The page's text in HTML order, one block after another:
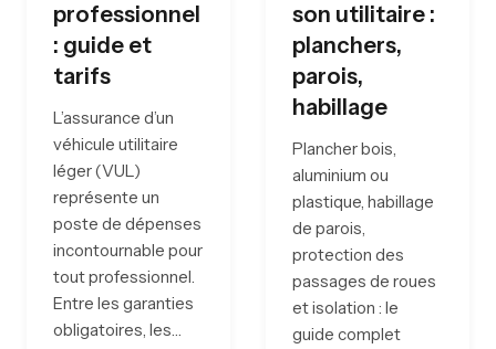
professionnel
: guide et
tarifs
L’assurance d’un
véhicule utilitaire
léger (VUL)
représente un
poste de dépenses
incontournable pour
tout professionnel.
Entre les garanties
obligatoires, les…
son utilitaire :
planchers,
parois,
habillage
Plancher bois,
aluminium ou
plastique, habillage
de parois,
protection des
passages de roues
et isolation : le
guide complet